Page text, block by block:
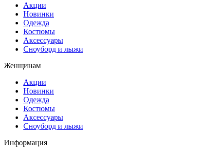
Акции
Новинки
Одежда
Костюмы
Аксессуары
Сноуборд и лыжи
Женщинам
Акции
Новинки
Одежда
Костюмы
Аксессуары
Сноуборд и лыжи
Информация